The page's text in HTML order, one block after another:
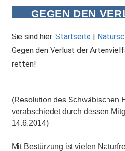
GEGEN DEN
BLUMENWIESEN
Sie sind hier: Startseite |
Gegen den Verlust der
retten!
(Resolution des Schwäbischen
verabschiedet durch dessen
14.6.2014)
Mit Bestürzung ist vielen